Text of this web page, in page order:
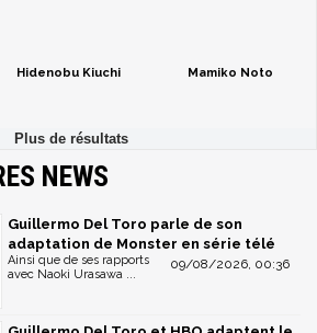
Hidenobu Kiuchi Mamiko Noto
NEWS
Guillermo Del Toro parle de son
adaptation de Monster en série télé
09/08/2026, 00:36
Ainsi que de ses rapports
avec Naoki Urasawa ...